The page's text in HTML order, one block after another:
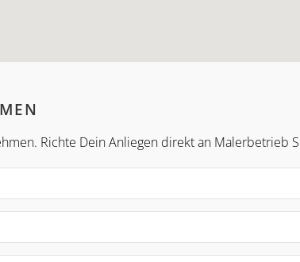
Richte Dein Anliegen direkt an Malerbetrieb